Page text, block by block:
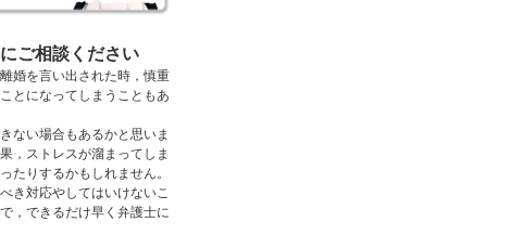
ご相談ください
婚を言い出された時，慎重
とになってしまうこともあ
ない場合もあるかと思いま
，ストレスが溜まってしま
たりするかもしれません。
き対応やしてはいけないこ
，できるだけ早く弁護士に